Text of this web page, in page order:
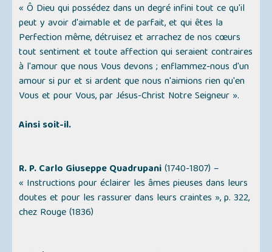
« Ô Dieu qui possédez dans un degré infini tout ce qu'il
peut y avoir d'aimable et de parfait, et qui êtes la
Perfection même, détruisez et arrachez de nos cœurs
tout sentiment et toute affection qui seraient contraires
à l'amour que nous Vous devons ; enflammez-nous d'un
amour si pur et si ardent que nous n'aimions rien qu'en
Vous et pour Vous, par Jésus-Christ Notre Seigneur ».
Ainsi soit-il.
R. P. Carlo Giuseppe Quadrupani(1740-1807) –
« Instructions pour éclairer les âmes pieuses dans leurs
doutes et pour les rassurer dans leurs craintes »,p. 322,
chez Rouge (1836)